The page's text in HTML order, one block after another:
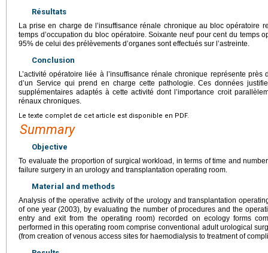
Résultats
La prise en charge de l’insuffisance rénale chronique au bloc opératoire
temps d’occupation du bloc opératoire. Soixante neuf pour cent du temps
95% de celui des prélèvements d’organes sont effectués sur l’astreinte.
Conclusion
L’activité opératoire liée à l’insuffisance rénale chronique représente près
d’un Service qui prend en charge cette pathologie. Ces données
supplémentaires adaptés à cette activité dont l’importance croit
rénaux chroniques.
Le texte complet de cet article est disponible en PDF.
Summary
Objective
To evaluate the proportion of surgical workload, in terms of time and
failure surgery in an urology and transplantation operating room.
Material and methods
Analysis of the operative activity of the urology and transplantation
of one year (2003), by evaluating the number of procedures and the
entry and exit from the operating room) recorded on ecology forms
performed in this operating room comprise conventional adult urological
(from creation of venous access sites for haemodialysis to treatment of